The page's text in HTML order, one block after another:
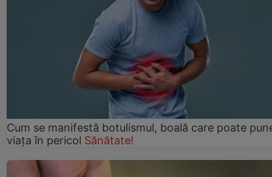
Cum se manifestă botulismul, boală care poate
viaţa în pericol Sănătate!